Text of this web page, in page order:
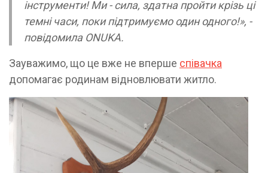
інструменти! Ми - сила, здатна пройти крізь ці
темні часи, поки підтримуємо один одного!», -
повідомила ONUKA.
Зауважимо, що це вже не вперше співачка
допомагає родинам відновлювати житло.